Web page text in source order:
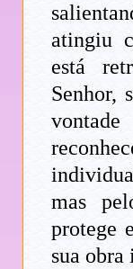
atingiu
está
Senhor,
mas
protege
sua